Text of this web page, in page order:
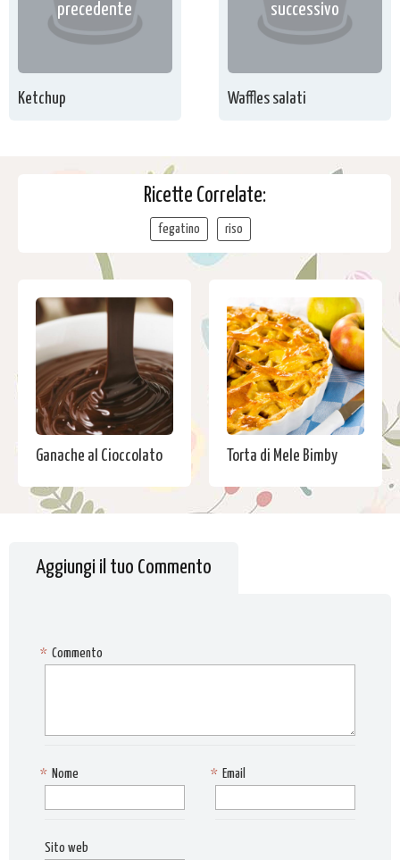
precedente
Ketchup
successivo
Waffles salati
Ricette Correlate:
fegatino riso
Ganache al Cioccolato Torta di Mele Bimby
Aggiungi il tuo Commento
Commento
*
Nome
* Email
*
Sito web